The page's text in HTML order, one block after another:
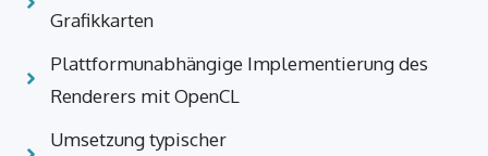
Grafikkarten
Plattformunabhängige Implementierung des
Renderers mit OpenCL
Umsetzung typischer